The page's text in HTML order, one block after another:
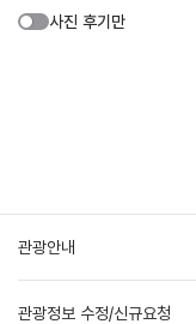
사진 후기만
관광안내
관광정보 수정/신규요청